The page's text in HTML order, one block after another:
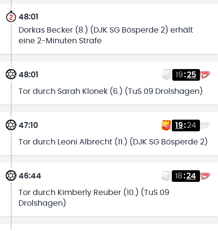
48:01
Dorkas Becker (8.) (DJK SG Bösperde 2) erhält
eine 2-Minuten Strafe
48:01 19:25
Tor durch Sarah Klonek (6.) (TuS 09 Drolshagen)
47:10 19:24
Tor durch Leoni Albrecht (11.) (DJK SG Bösperde 2)
46:44 18:24
Tor durch Kimberly Reuber (10.) (TuS 09
Drolshagen)